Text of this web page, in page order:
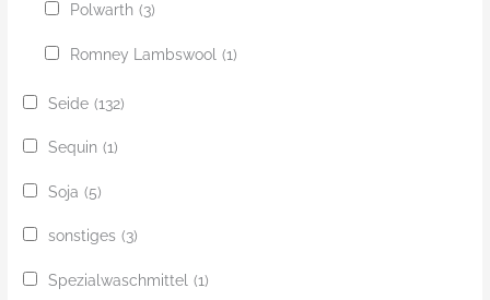
Polwarth (3)
Romney Lambswool (1)
Seide (132)
Sequin (1)
Soja (5)
sonstiges (3)
Spezialwaschmittel (1)